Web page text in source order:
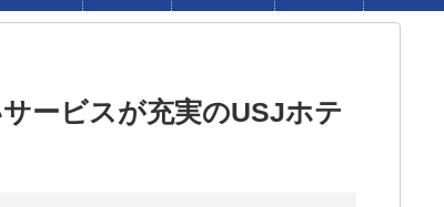
ービスが充実のUSJホテ